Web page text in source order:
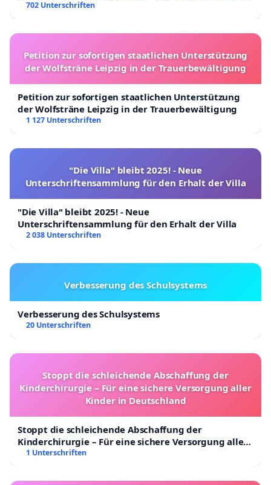
702 Unterschriften
Petition zur sofortigen staatlichen Unterstützung
der Wolfsträne Leipzig in der Trauerbewältigung
Petition zur sofortigen staatlichen Unterstützung
der Wolfsträne Leipzig in der Trauerbewältigung
1 127 Unterschriften
"Die Villa" bleibt 2025! - Neue
Unterschriftensammlung für den Erhalt der Villa
"Die Villa" bleibt 2025! - Neue
Unterschriftensammlung für den Erhalt der Villa
2 038 Unterschriften
Verbesserung des Schulsystems
Verbesserung des Schulsystems
20 Unterschriften
Stoppt die schleichende Abschaffung der
Kinderchirurgie – Für eine sichere Versorgung aller
Kinder in Deutschland
Stoppt die schleichende Abschaffung der
Kinderchirurgie – Für eine sichere Versorgung aller
Kinder in Deutschland
1 Unterschriften